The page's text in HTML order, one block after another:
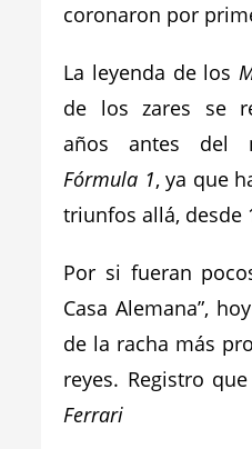
coronaron por
La leyenda de los
de los zares se
años antes del
Fórmula 1, ya que
triunfos allá, desde
Por si fueran
Casa Alemana”,
de la racha más
reyes. Registro
Ferrari